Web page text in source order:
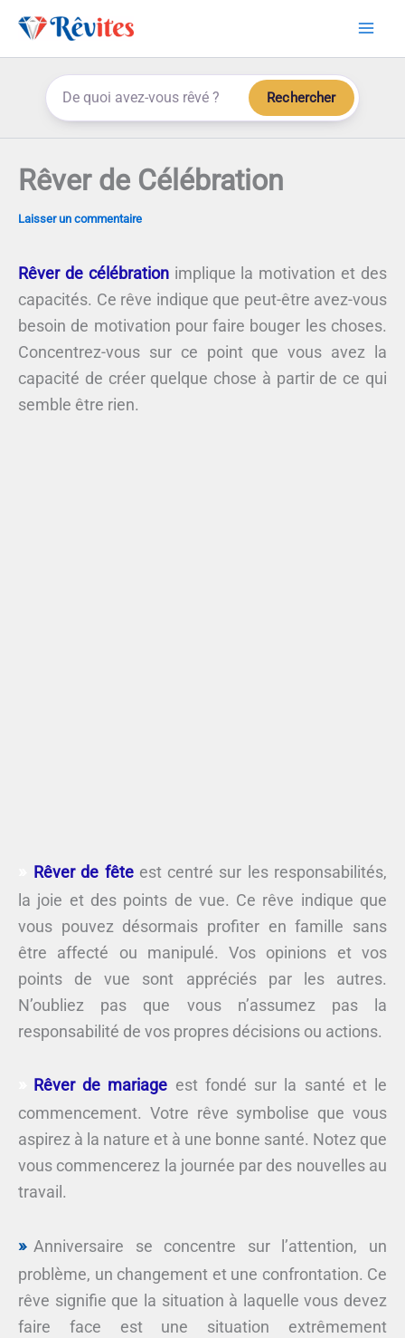
Aller
Rechercher
Rêver de Célébration
Laisser un commentaire
Rêver de célébrationimplique la motivation et des
capacités. Ce rêve indique que peut-être avez-vous
besoin de motivation pour faire bouger les choses.
Concentrez-vous sur ce point que vous avez la
capacité de créer quelque chose à partir de ce qui
semble être rien.
Rêver de fêteest centré sur les responsabilités,
la joie et des points de vue. Ce rêve indique que
vous pouvez désormais profiter en famille sans
être affecté ou manipulé. Vos opinions et vos
points de vue sont appréciés par les autres.
N’oubliez pas que vous n’assumez pas la
responsabilité de vos propres décisions ou actions.
Rêver de mariage est fondé sur la santé et le
commencement. Votre rêve symbolise que vous
aspirez à la nature et à une bonne santé. Notez que
vous commencerez la journée par des nouvelles au
travail.
Anniversaire se concentre sur l’attention, un
problème, un changement et une confrontation. Ce
rêve signifie que la situation à laquelle vous devez
faire face est une situation extrêmement